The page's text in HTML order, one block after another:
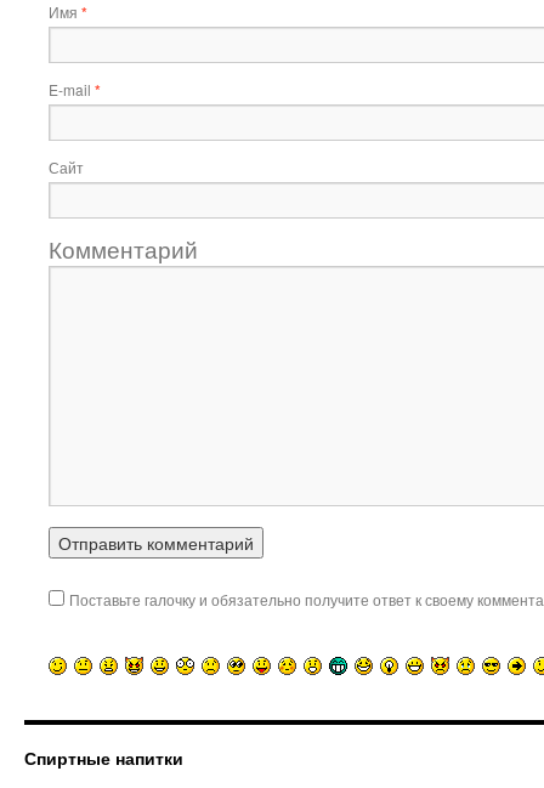
Имя *
E-mail *
Сайт
Комментарий
Поставьте галочку и обязательно получите ответ к своему
Спиртные напитки